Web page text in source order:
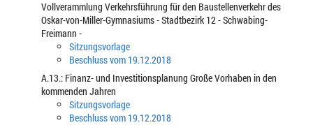
Vollverammlung Verkehrsführung für den Baustellenverkehr des
Oskar-von-Miller-Gymnasiums - Stadtbezirk 12 - Schwabing-
Freimann -
Sitzungsvorlage
Beschluss vom 19.12.2018
A.13.: Finanz- und Investitionsplanung Große Vorhaben in den
kommenden Jahren
Sitzungsvorlage
Beschluss vom 19.12.2018